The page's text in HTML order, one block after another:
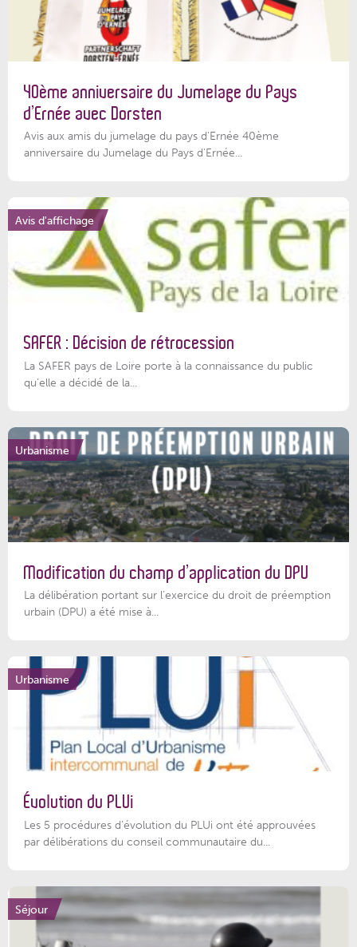
40ème anniversaire du Jumelage du Pays
d’Ernée avec Dorsten
Avis aux amis du jumelage du pays d'Ernée 40ème
anniversaire du Jumelage du Pays d'Ernée...
Avis d'affichage
SAFER : Décision de rétrocession
La SAFER pays de Loire porte à la connaissance du public
qu’elle a décidé de la...
Urbanisme
Modification du champ d’application du DPU
La délibération portant sur l’exercice du droit de préemption
urbain (DPU) a été mise à...
Urbanisme
Évolution du PLUi
Les 5 procédures d’évolution du PLUi ont été approuvées
par délibérations du conseil communautaire du...
Séjour